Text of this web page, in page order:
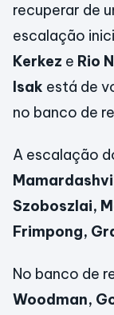
recuperar de
escalação
Kerkez e Rio
Isak está de
no banco de
A escalação
Szoboszlai,
Frimpong,
No banco de
Woodman,